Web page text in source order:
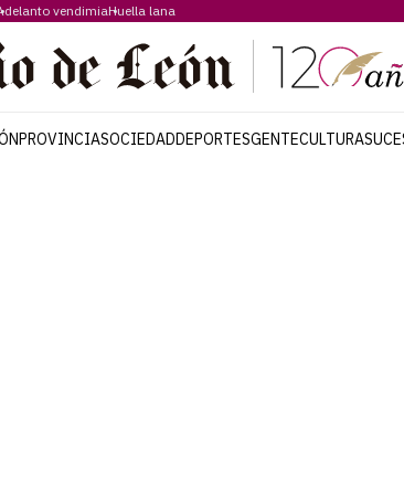
vendimiaHuella lana
PROVINCIASOCIEDADDEPORTESGENTECULTURA